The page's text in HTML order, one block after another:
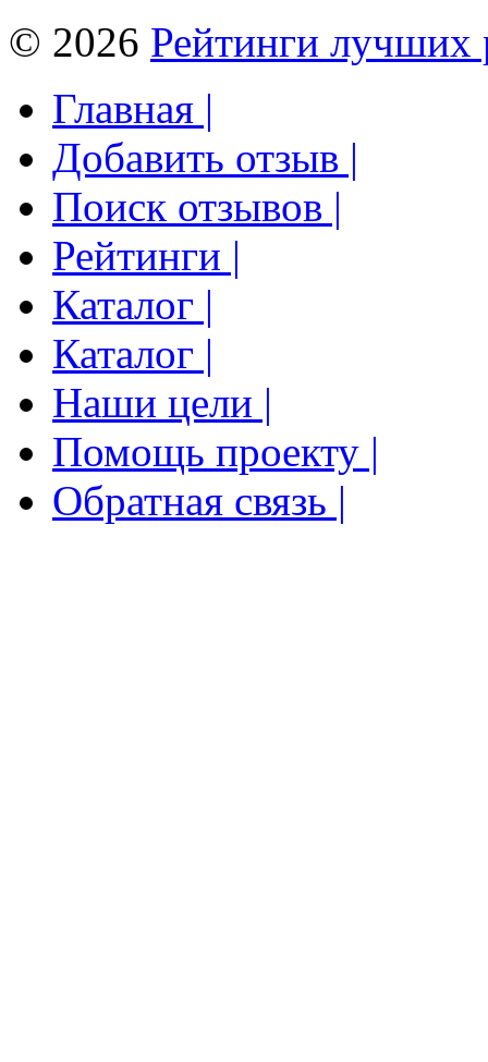
© 2026 Рейтинги лучших
Главная |
Добавить отзыв |
Поиск отзывов |
Рейтинги |
Каталог |
Каталог |
Наши цели |
Помощь проекту |
Обратная связь |